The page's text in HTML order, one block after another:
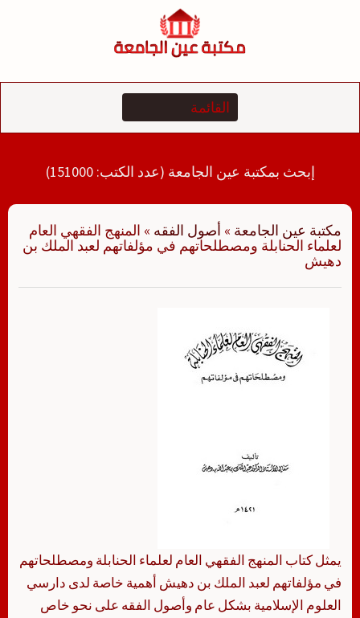
إبحث بمكتبة عين الجامعة (عدد الكتب: 151000)
مكتبة عين الجامعة » أصول الفقه » المنهج الفقهي العام
لعلماء الحنابلة ومصطلحاتهم في مؤلفاتهم لعبد الملك بن
دهيش
يمثل كتاب المنهج الفقهي العام لعلماء الحنابلة ومصطلحاتهم
في مؤلفاتهم لعبد الملك بن دهيش أهمية خاصة لدى دارسي
العلوم الإسلامية بشكل عام وأصول الفقه على نحو خاص